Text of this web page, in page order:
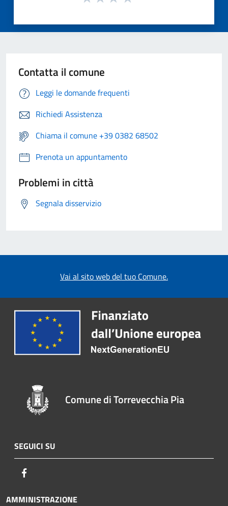
Contatta il comune
Leggi le domande frequenti
Richiedi Assistenza
Chiama il comune +39 0382 68502
Prenota un appuntamento
Problemi in città
Segnala disservizio
Vai al sito web del tuo Comune.
Comune di Torrevecchia Pia
SEGUICI SU
AMMINISTRAZIONE